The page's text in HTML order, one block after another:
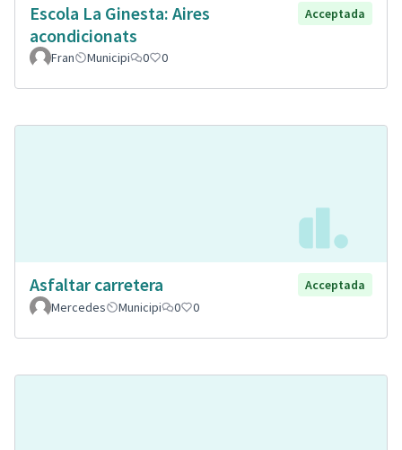
Escola La Ginesta: Aires
acondicionats
Acceptada
Fran Municipi 0 0
Asfaltar carretera
Acceptada
Mercedes
Municipi 0 0